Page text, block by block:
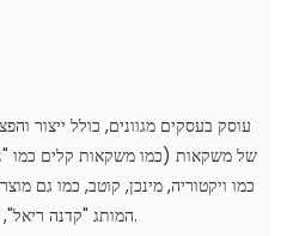
של משקאות (כמו משקאות קלים כמו
כמו ויקטוריה, מינכן, קוטב, כמו גם
המותג "קדנה ריאל", ופעילויות בחקלאות וגידולים במזון.